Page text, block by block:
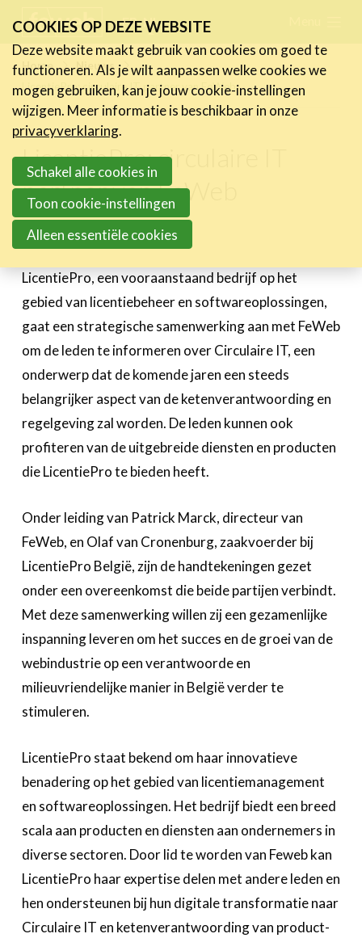
links
Jump
to
navigation
to
main
content
FR NL
Home
Nieuws
LicentiePro: circulaire IT partner van FeWeb
LicentiePro: circulaire IT
partner van FeWeb
21 mei 2024
LicentiePro, een vooraanstaand bedrijf op het
gebied van licentiebeheer en softwareoplossingen,
gaat een strategische samenwerking aan met FeWeb
om de leden te informeren over Circulaire IT, een
onderwerp dat de komende jaren een steeds
belangrijker aspect van de ketenverantwoording en
regelgeving zal worden. De leden kunnen ook
profiteren van de uitgebreide diensten en producten
die LicentiePro te bieden heeft.
Onder leiding van Patrick Marck, directeur van
FeWeb, en Olaf van Cronenburg, zaakvoerder bij
LicentiePro België, zijn de handtekeningen gezet
onder een overeenkomst die beide partijen verbindt.
Met deze samenwerking willen zij een gezamenlijke
inspanning leveren om het succes en de groei van de
webindustrie op een verantwoorde en
milieuvriendelijke manier in België verder te
stimuleren.
LicentiePro staat bekend om haar innovatieve
benadering op het gebied van licentiemanagement
en softwareoplossingen. Het bedrijf biedt een breed
scala aan producten en diensten aan ondernemers in
diverse sectoren. Door lid te worden van Feweb kan
LicentiePro haar expertise delen met andere leden en
hen ondersteunen bij hun digitale transformatie naar
Circulaire IT en ketenverantwoording van product-
Nieuws
Nieuwsberichten
FeWeb Videos
Jobs in de sector
Activiteiten
Cases
Expertise
Toolbox
Over FeWeb
Lid worden Account
Zoeken
COOKIES OP DEZE WEBSITE
Deze website maakt gebruik van cookies om goed te
functioneren. Als je wilt aanpassen welke cookies we
mogen gebruiken, kan je jouw cookie-instellingen
wijzigen. Meer informatie is beschikbaar in onze
privacyverklaring.
Schakel alle cookies in
Toon cookie-instellingen
Alleen essentiële cookies